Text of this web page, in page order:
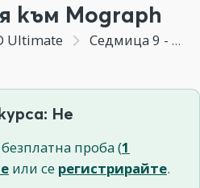
към Mograph
Ultimate Седмица 9 - Комплексни анимации с Mograph
Не
проба (1
или се регистрирайте.